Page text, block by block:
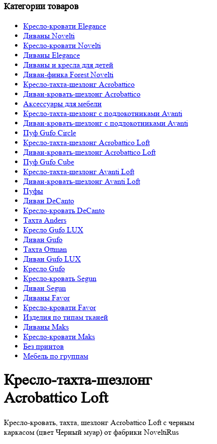
Категории товаров
Кресло-кровати Elegance
Диваны Novelti
Кресло-кровати Novelti
Диваны Elegance
Диваны и кресла для детей
Диван-финка Forest Novelti
Кресло-тахта-шезлонг Acrobattico
Диван-кровать-шезлонг Acrobattico
Аксессуары для мебели
Кресло-тахта-шезлонг с подлокотниками Avanti
Диван-кровать-шезлонг с подлокотниками Avanti
Пуф Gufo Circle
Кресло-тахта-шезлонг Acrobattico Loft
Диван-кровать-шезлонг Acrobattico Loft
Пуф Gufo Cube
Кресло-тахта-шезлонг Avanti Loft
Диван-кровать-шезлонг Avanti Loft
Пуфы
Диван DeCanto
Кресло-кровать DeCanto
Тахта Anders
Кресло Gufo LUX
Диван Gufo
Тахта Ottman
Диван Gufo LUX
Кресло Gufo
Кресло-кровать Segun
Диван Segun
Диваны Favor
Кресло-кровати Favor
Изделия по типам тканей
Диваны Maks
Кресло-кровати Maks
Без принтов
Мебель по группам
Кресло-тахта-шезлонг
Acrobattico Loft
Кресло-кровать, тахта, шезлонг Acrobattico Loft с черным
каркасом (цвет Черный муар) от фабрики NoveltiRus